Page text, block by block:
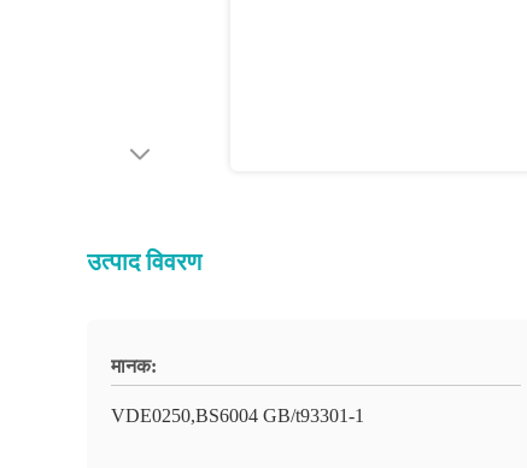
उत्पाद विवरण
मानक:
VDE0250,BS6004 GB/t93301-1